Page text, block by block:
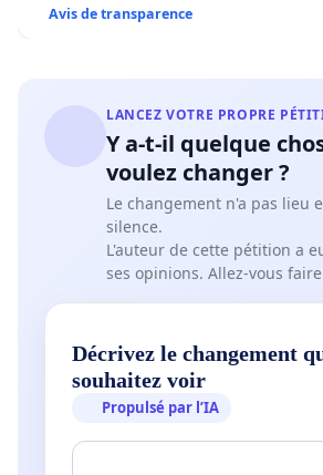
mogen bedienen ten voordele
lange termijn, ons station
Avis de transparence
LANCEZ VOTRE PROPRE
Y a-t-il quelque
voulez changer ?
Le changement n'a pas lieu
silence.
L'auteur de cette pétition a
ses opinions. Allez-vous
Décrivez le changement
souhaitez voir
Propulsé par l’IA